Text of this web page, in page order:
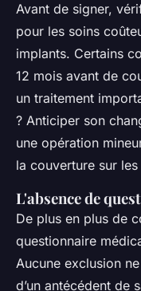
Avant de signer,
pour les soins
implants. Certains
12 mois avant de
un traitement
? Anticiper son
une opération
la couverture sur
L'absence de
De plus en plus de
questionnaire
Aucune exclusion
d’un antécédent de